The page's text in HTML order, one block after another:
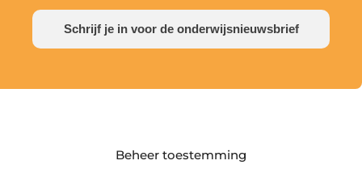
Beheer toestemming
Schrijf je in voor de onderwijsnieuwsbrief